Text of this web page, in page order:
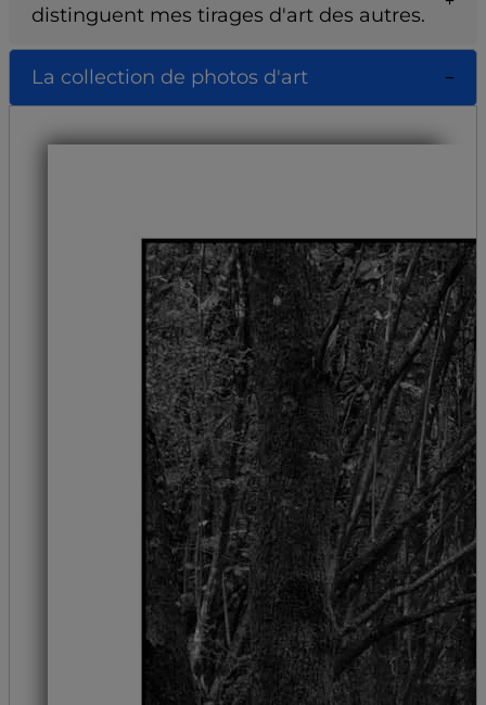
distinguent mes tirages d'art des autres.
La collection de photos d'art